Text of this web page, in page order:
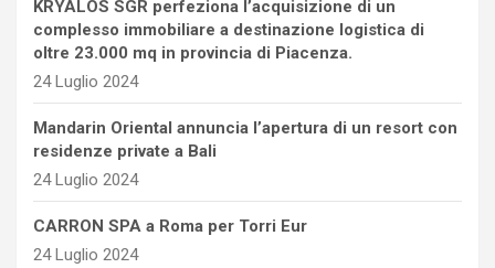
KRYALOS SGR perfeziona l’acquisizione di un
complesso immobiliare a destinazione logistica di
oltre 23.000 mq in provincia di Piacenza.
24 Luglio 2024
Mandarin Oriental annuncia l’apertura di un resort con
residenze private a Bali
24 Luglio 2024
CARRON SPA a Roma per Torri Eur
24 Luglio 2024